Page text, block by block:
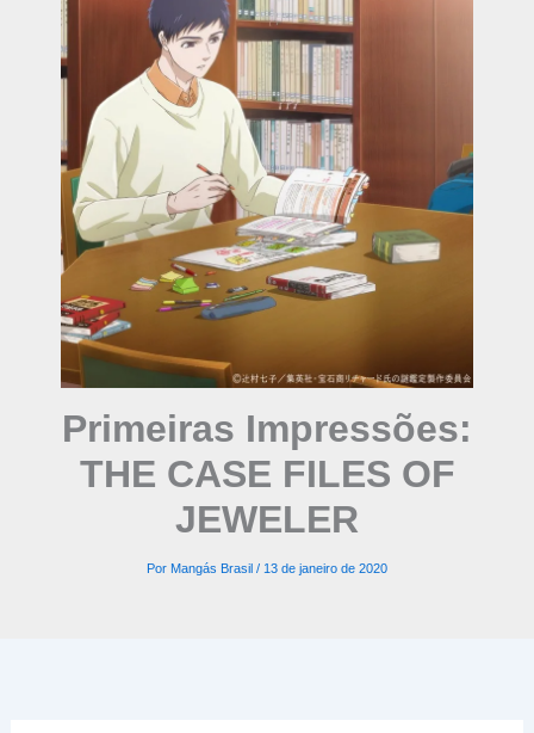
Primeiras Impressões:
THE CASE FILES OF
JEWELER
Por Mangás Brasil / 13 de janeiro de 2020